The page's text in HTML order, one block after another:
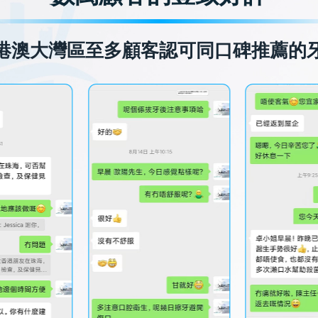
澳大灣區至多顧客認可同口碑推薦的